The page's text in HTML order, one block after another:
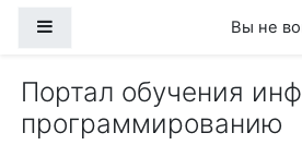
Вы не
Портал обучения
программированию